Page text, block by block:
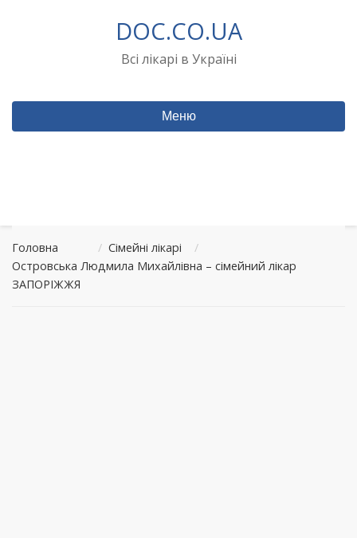
DOC.CO.UA
Всі лікарі в Україні
Меню
Головна / Сімейні лікарі
/
Островська Людмила Михайлівна – сімейний лікар
ЗАПОРІЖЖЯ